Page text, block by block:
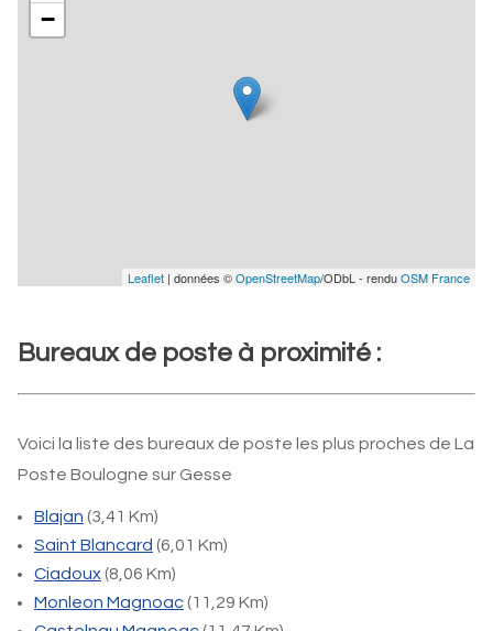
−
Leaflet | données ©OpenStreetMap/ODbL - renduOSM France
Bureaux de poste à proximité :
Voici la liste des bureaux de poste les plus proches de La
Poste Boulogne sur Gesse
Blajan (3,41 Km)
Saint Blancard (6,01 Km)
Ciadoux(8,06 Km)
Monleon Magnoac(11,29 Km)